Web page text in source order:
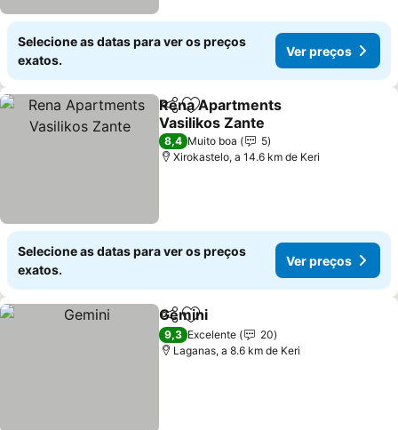
Selecione as datas para ver os preços
exatos.
Ver preços
PartilharAdicionar aos favoritos
Rena Apartments
Vasilikos Zante
8,4 Muito boa
5
Xirokastelo, a 14.6 km de Keri
Selecione as datas para ver os preços
exatos.
Ver preços
PartilharAdicionar aos favoritos
Gemini
9,3 Excelente
20
Laganas, a 8.6 km de Keri